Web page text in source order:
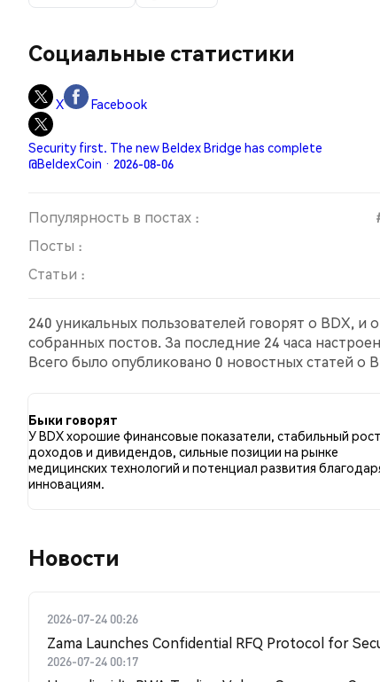
Социальные статистики
X Facebook
Security first. The new Beldex Bridge has complete
@BeldexCoin · 2026-08-06
Популярность в постах :
Посты :
Статьи :
240 уникальных пользователей говорят о BDX,
собранных постов. За последние 24 часа
Всего было опубликовано 0 новостных статей о
Быки говорят
У BDX хорошие финансовые показатели, стабильный рост
доходов и дивидендов, сильные позиции на рынке
медицинских технологий и потенциал развития
инновациям.
Новости
2026-07-24 00:26
Zama Launches Confidential RFQ Protocol for
2026-07-24 00:17